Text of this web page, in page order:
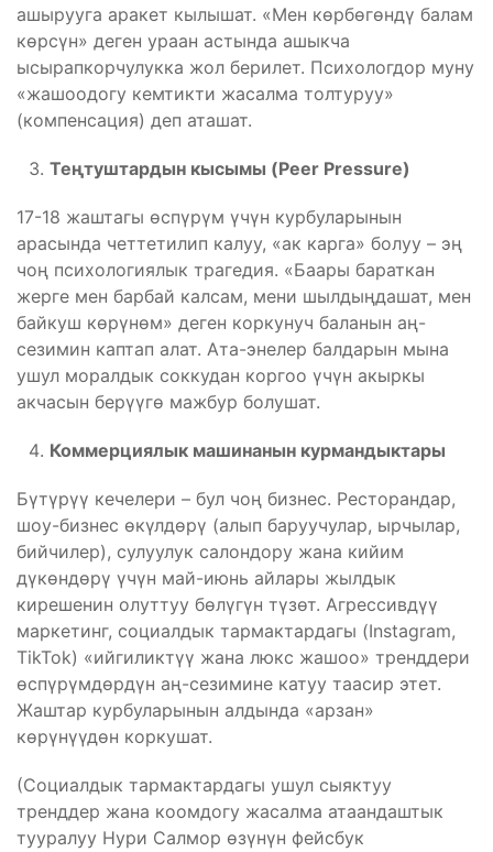
ашырууга аракет кылышат. «Мен көрбөгөндү балам
көрсүн» деген ураан астында ашыкча
ысырапкорчулукка жол берилет. Психологдор муну
«жашоодогу кемтикти жасалма толтуруу»
(компенсация) деп аташат.
Теңтуштардын кысымы (Peer Pressure)
17-18 жаштагы өспүрүм үчүн курбуларынын
арасында четтетилип калуу, «ак карга» болуу – эң
чоң психологиялык трагедия. «Баары бараткан
жерге мен барбай калсам, мени шылдыңдашат, мен
байкуш көрүнөм» деген коркунуч баланын аң-
сезимин каптап алат. Ата-энелер балдарын мына
ушул моралдык соккудан коргоо үчүн акыркы
акчасын берүүгө мажбур болушат.
Коммерциялык машинанын курмандыктары
Бүтүрүү кечелери – бул чоң бизнес. Ресторандар,
шоу-бизнес өкүлдөрү (алып баруучулар, ырчылар,
бийчилер), сулуулук салондору жана кийим
дүкөндөрү үчүн май-июнь айлары жылдык
кирешенин олуттуу бөлүгүн түзөт. Агрессивдүү
маркетинг, социалдык тармактардагы (Instagram,
TikTok) «ийгиликтүү жана люкс жашоо» тренддери
өспүрүмдөрдүн аң-сезимине катуу таасир этет.
Жаштар курбуларынын алдында «арзан»
көрүнүүдөн коркушат.
(Социалдык тармактардагы ушул сыяктуу
тренддер жана коомдогу жасалма атаандаштык
тууралуу Нури Салмор өзүнүн фейсбук